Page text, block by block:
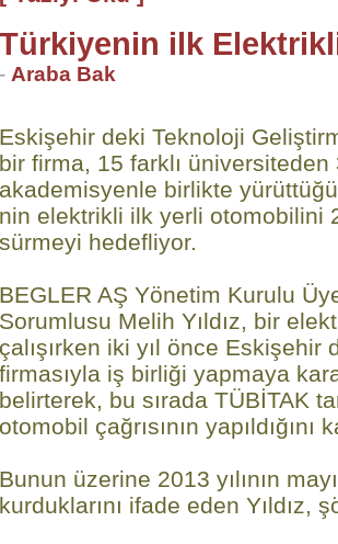
Türkiyenin ilk
- Araba Bak
Eskişehir deki Teknoloji
bir firma, 15 farklı
akademisyenle birlikte
nin elektrikli ilk yerli otomobilini
sürmeyi hedefliyor.
BEGLER AŞ Yönetim Kurulu
Sorumlusu Melih Yıldız, bir
çalışırken iki yıl önce
firmasıyla iş birliği yapmaya
belirterek, bu sırada TÜBİTAK
otomobil çağrısının yapıldığını
Bunun üzerine 2013 yılının
kurduklarını ifade eden Yıldız,